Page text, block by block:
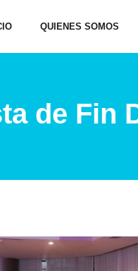
QUIENES SOMOS
de Fin